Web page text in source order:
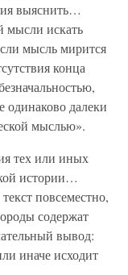
выяснить…
мысли искать
мысль мирится
конца
одинаково далеки
мыслью».
тех или иных
истории…
повсеместно,
содержат
вывод:
иначе исходит